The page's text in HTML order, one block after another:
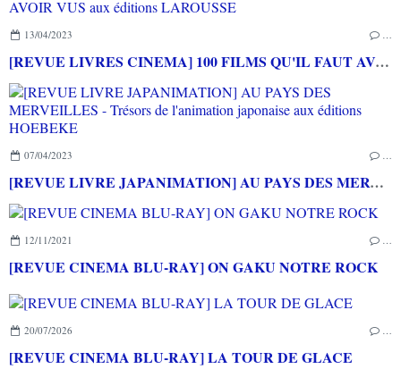
13/04/2023 …
[REVUE LIVRES CINEMA] 100 FILMS QU'IL FAUT AVOIR VUS et 100 FILMS D'ANIMATION QU'IL FAUT AVOIR VUS aux éditions LAROUSSE
07/04/2023 …
[REVUE LIVRE JAPANIMATION] AU PAYS DES MERVEILLES - Trésors de l'animation japonaise aux éditions HOEBEKE
12/11/2021 …
[REVUE CINEMA BLU-RAY] ON GAKU NOTRE ROCK
20/07/2026 …
[REVUE CINEMA BLU-RAY] LA TOUR DE GLACE